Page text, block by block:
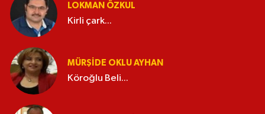
LOKMAN ÖZKUL
Kirli çark...
MÜRŞIDE OKLU AYHAN
Köroğlu Beli...